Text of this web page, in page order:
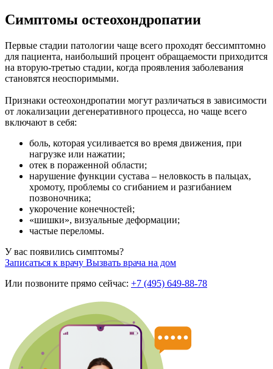
Симптомы остеохондропатии
Первые стадии патологии чаще всего проходят бессимптомно
для пациента, наибольший процент обращаемости приходится
на вторую-третью стадии, когда проявления заболевания
становятся неоспоримыми.
Признаки остеохондропатии могут различаться в зависимости
от локализации дегенеративного процесса, но чаще всего
включают в себя:
боль, которая усиливается во время движения, при
нагрузке или нажатии;
отек в пораженной области;
нарушение функции сустава – неловкость в пальцах,
хромоту, проблемы со сгибанием и разгибанием
позвоночника;
укорочение конечностей;
«шишки», визуальные деформации;
частые переломы.
У вас появились симптомы?
Записаться к врачу Вызвать врача на дом
Или позвоните прямо сейчас: +7 (495) 649-88-78